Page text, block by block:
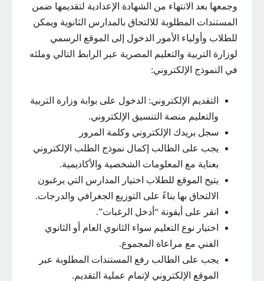
وجمعها بعد الانتهاء من الشهادة الإعدادية لتقديمها ضمن
المستندات المطلوبة للالتحاق بالمدارس الثانوية ويمكن
للطلاب وأولياء الأمور الدخول إلى الموقع الرسمي
لوزارة التربية والتعليم المصرية عبر الرابط التالي وملئه
في النموذج الإلكتروني:
التقديم الإلكتروني: الدخول على بوابة وزارة التربية
والتعليم منصة التنسيق الإلكتروني.
سجل بريدك الإلكتروني وكلمة المرور
يجب على الطالب إكمال نموذج الطلب الإلكتروني
بعناية مع المعلومات الشخصية والأكاديمية.
يتيح الموقع للطلاب اختيار المدارس التي يرغبون
الالتحاق بها بناءً على التوزيع الجغرافي والدرجات.
انقر على أيقونة “أدخل الرغبات”.
اختيار نوع التعليم سواء الثانوي العام أو الثانوي
الفني مع مراعاة المجموع.
يجب على الطالب رفع المستندات المطلوبة عبر
الموقع الإلكتروني لإتمام عملية التقديم.